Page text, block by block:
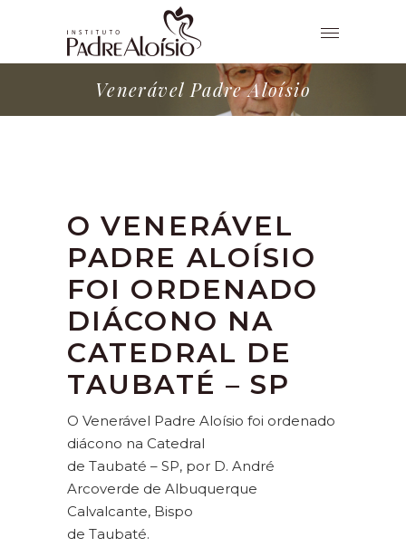
Venerável Padre Aloísio
O VENERÁVEL
PADRE ALOÍSIO
FOI ORDENADO
DIÁCONO NA
CATEDRAL DE
TAUBATÉ – SP
O Venerável Padre Aloísio foi ordenado
diácono na Catedral
de Taubaté – SP, por D. André
Arcoverde de Albuquerque
Calvalcante, Bispo
de Taubaté.